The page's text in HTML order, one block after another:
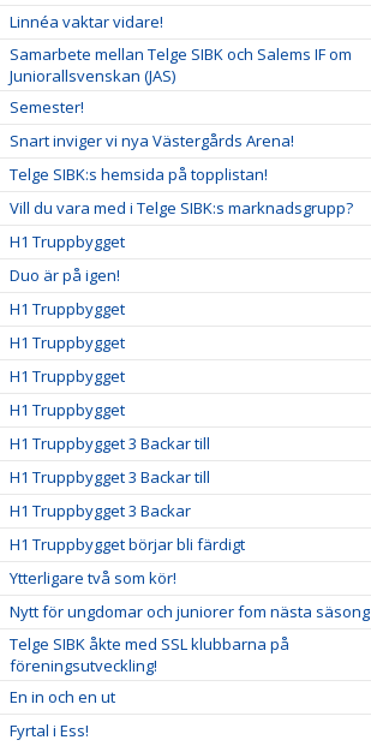
Linnéa vaktar vidare!
Samarbete mellan Telge SIBK och Salems IF om
Juniorallsvenskan (JAS)
Semester!
Snart inviger vi nya Västergårds Arena!
Telge SIBK:s hemsida på topplistan!
Vill du vara med i Telge SIBK:s marknadsgrupp?
H1 Truppbygget
Duo är på igen!
H1 Truppbygget
H1 Truppbygget
H1 Truppbygget
H1 Truppbygget
H1 Truppbygget 3 Backar till
H1 Truppbygget 3 Backar till
H1 Truppbygget 3 Backar
H1 Truppbygget börjar bli färdigt
Ytterligare två som kör!
Nytt för ungdomar och juniorer fom nästa säsong
Telge SIBK åkte med SSL klubbarna på
föreningsutveckling!
En in och en ut
Fyrtal i Ess!